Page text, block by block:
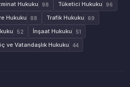
Hukuku 98 Tüketici Hukuku 96
Hukuku 88 Trafik Hukuku 69
52 İnşaat Hukuku 51
ve Vatandaşlık Hukuku 44